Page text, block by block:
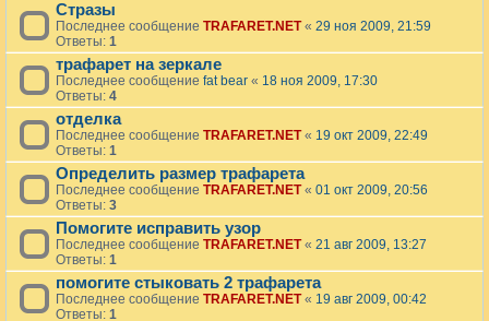
Стразы
Последнее сообщение TRAFARET.NET« 29 ноя 2009, 21:59
Ответы: 1
трафарет на зеркале
Последнее сообщение fat bear « 18 ноя 2009, 17:30
Ответы: 4
отделка
Последнее сообщение TRAFARET.NET« 19 окт 2009, 22:49
Ответы: 1
Определить размер трафарета
Последнее сообщение TRAFARET.NET« 01 окт 2009, 20:56
Ответы: 3
Помогите исправить узор
Последнее сообщение TRAFARET.NET« 21 авг 2009, 13:27
Ответы: 1
помогите стыковать 2 трафарета
Последнее сообщение TRAFARET.NET« 19 авг 2009, 00:42
Ответы: 1